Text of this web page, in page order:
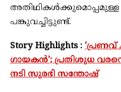
അതിഥികള്‍ക്കുമൊപ്പമുള്ള
പങ്കുവച്ചിട്ടുണ്ട്.
Story Highlights : ‘പ്രണവ്
ഗായകന്‍’; പ്രതിശുധ
നടി സുരഭി സന്തോഷ്‌